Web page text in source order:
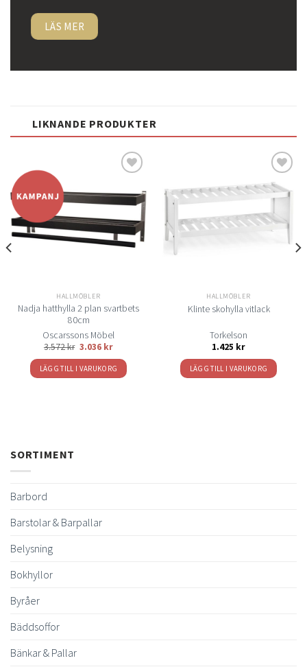
LÄS MER
LIKNANDE PRODUKTER
Lägg
till i
önskelistan
HALLMÖBLER
Nadja hatthylla 2 plan svartbets
80cm
Oscarssons Möbel
3.572kr 3.036 kr
LÄGG TILL I VARUKORG
Lägg
önskelistan
HALLMÖBLER
Klinte skohylla vitlack
Torkelson
1.425 kr
LÄGG TILL I VARUKORG
SORTIMENT
Barbord
Barstolar & Barpallar
Belysning
Bokhyllor
Byråer
Bäddsoffor
Bänkar & Pallar